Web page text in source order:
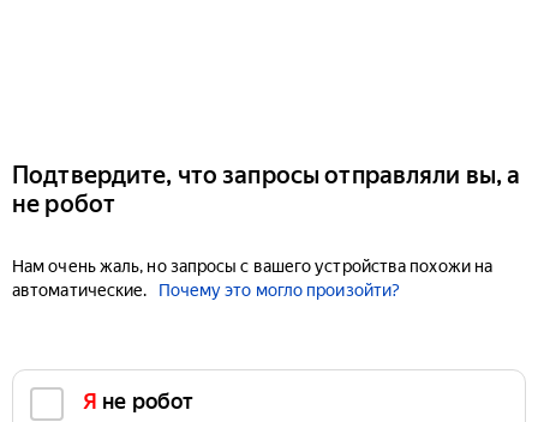
Подтвердите, что запросы отправляли вы, а
не робот
Нам очень жаль, но запросы с вашего устройства похожи на
автоматические.
Почему это могло произойти?
Я не робот